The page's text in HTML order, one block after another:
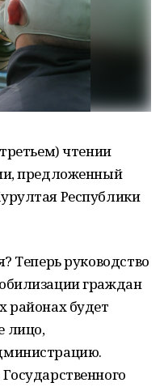
чтении
предложенный
Республики
Теперь руководство
граждан
районах будет
лицо,